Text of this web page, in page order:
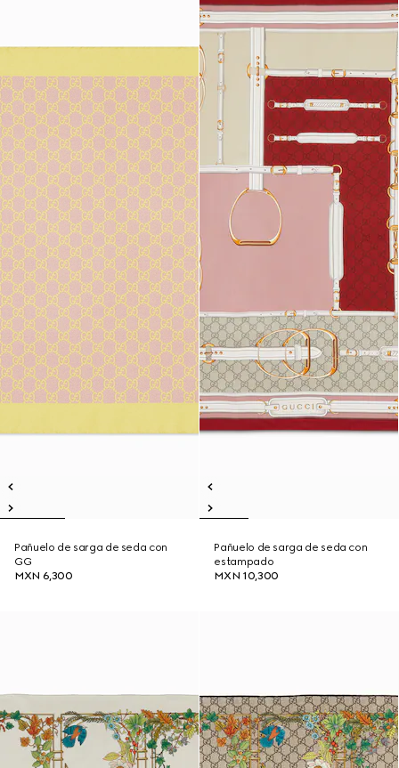
Pañuelo de sarga de seda con
GG
MXN 6,300
Pañuelo de sarga de seda con
estampado
MXN 10,300